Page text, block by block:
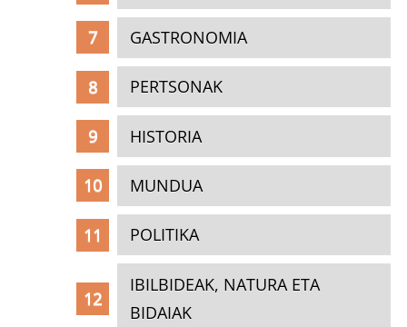
GASTRONOMIA
PERTSONAK
HISTORIA
MUNDUA
POLITIKA
IBILBIDEAK, NATURA ETA
BIDAIAK